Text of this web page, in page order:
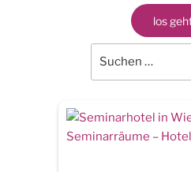
los
Search
for: